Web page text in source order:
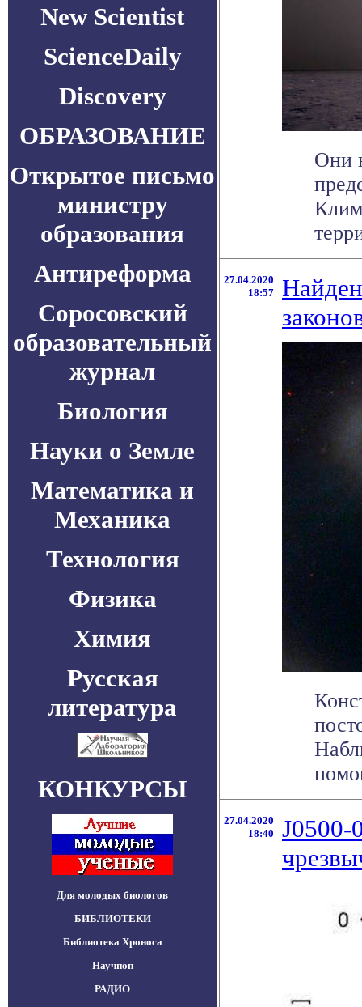
New Scientist
ScienceDaily
Discovery
ОБРАЗОВАНИЕ
Открытое письмо
министру
образования
Антиреформа
Соросовский
образовательный
журнал
Биология
Науки о Земле
Математика и
Механика
Технология
Физика
Химия
Русская
литература
КОНКУРСЫ
Для молодых биологов
БИБЛИОТЕКИ
Библиотека Хроноса
Научпоп
РАДИО
Они
27.04.2020
18:57
27.04.2020
18:40
J0500-